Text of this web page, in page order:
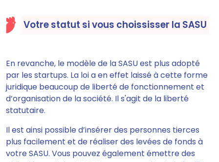
Votre statut si vous choississer la SASU
En revanche, le modèle de la SASU est plus adopté
par les startups. La loi a en effet laissé à cette forme
juridique beaucoup de liberté de fonctionnement et
d’organisation de la société. Il s'agit de la liberté
statutaire.
Il est ainsi possible d’insérer des personnes tierces
plus facilement et de réaliser des levées de fonds à
votre SASU. Vous pouvez également émettre des